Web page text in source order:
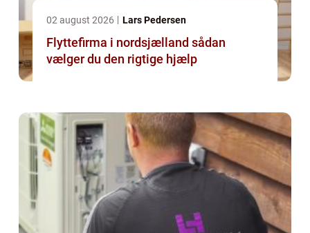
02 august 2026 Lars Pedersen
Flyttefirma i nordsjælland sådan
vælger du den rigtige hjælp